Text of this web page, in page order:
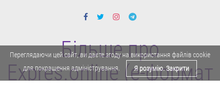
Більше про
Expres.online (e-формат
Переглядаючи цей сайт, ви даєте згоду на використання файлів cookie
для покращення адміністрування.
Я розумію. Закрити